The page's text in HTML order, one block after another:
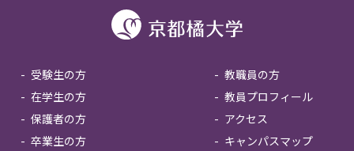
受験生の方
在学生の方
保護者の方
卒業生の方
教職員の方
教員プロフィール
アクセス
キャンパスマップ